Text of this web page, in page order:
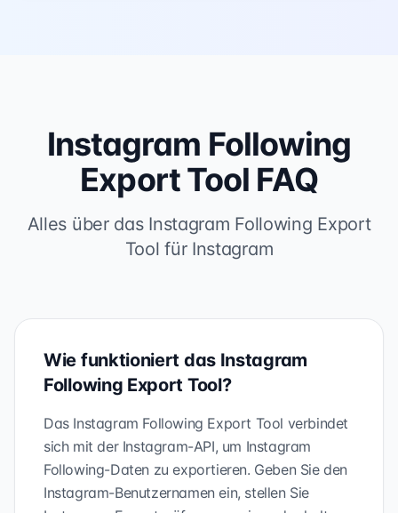
Instagram Following
Export Tool FAQ
Alles über das Instagram Following Export
Tool für Instagram
Wie funktioniert das Instagram
Following Export Tool?
Das Instagram Following Export Tool verbindet
sich mit der Instagram-API, um Instagram
Following-Daten zu exportieren. Geben Sie den
Instagram-Benutzernamen ein, stellen Sie